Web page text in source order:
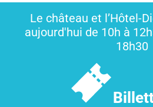
Le château et l’Hôtel-
aujourd'hui de 10h à
18h30